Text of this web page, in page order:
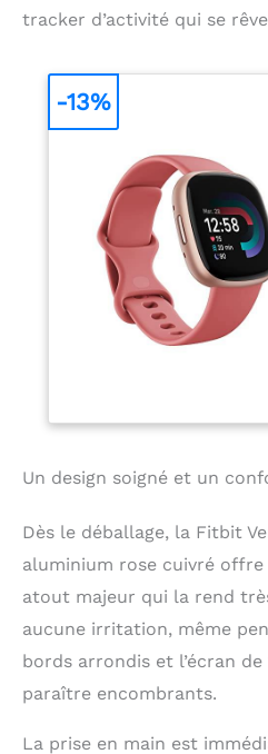
tracker d’activité qui se
-13%
Un design soigné et un
Dès le déballage, la Fitbit
aluminium rose cuivré
atout majeur qui la rend
aucune irritation, même
bords arrondis et l’écran
paraître encombrants.
La prise en main est